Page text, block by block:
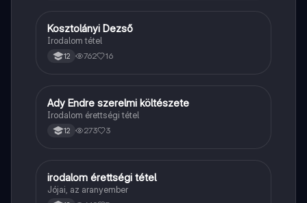
Magyar
Kosztolányi Dezső
Irodalom tétel
12 762 16
Magyar
Ady Endre szerelmi költészete
Irodalom érettségi tétel
12 273 3
Magyar
irodalom érettségi tétel
Jójai, az aranyember